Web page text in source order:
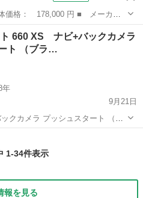
トＳＷ ■ グレード名： ＸＳ
ト スマートキー ベンチシー
660 XS ナビ+バックカメラ
ト （ブラ…
年
9月21日
クカメラ プッシュスタート （ブ
1-34件表示
報を見る